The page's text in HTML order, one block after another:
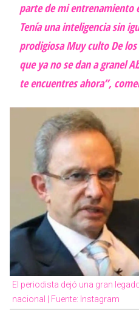
parte de mi entrenamiento
Tenía una inteligencia sin
prodigiosa Muy culto De
que ya no se dan a granel
te encuentres ahora”,
El periodista dejó una gran
nacional | Fuente: Instagram